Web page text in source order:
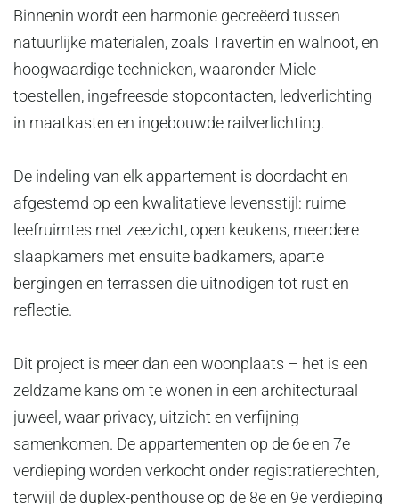
Binnenin wordt een harmonie gecreëerd tussen
natuurlijke materialen, zoals Travertin en walnoot, en
hoogwaardige technieken, waaronder Miele
toestellen, ingefreesde stopcontacten, ledverlichting
in maatkasten en ingebouwde railverlichting.
De indeling van elk appartement is doordacht en
afgestemd op een kwalitatieve levensstijl: ruime
leefruimtes met zeezicht, open keukens, meerdere
slaapkamers met ensuite badkamers, aparte
bergingen en terrassen die uitnodigen tot rust en
reflectie.
Dit project is meer dan een woonplaats – het is een
zeldzame kans om te wonen in een architecturaal
juweel, waar privacy, uitzicht en verfijning
samenkomen. De appartementen op de 6e en 7e
verdieping worden verkocht onder registratierechten,
terwijl de duplex-penthouse op de 8e en 9e verdieping